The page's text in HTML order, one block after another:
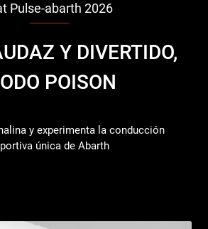
Pulse-abarth 2026
Y DIVERTIDO,
POISON
y experimenta la conducción
única de Abarth